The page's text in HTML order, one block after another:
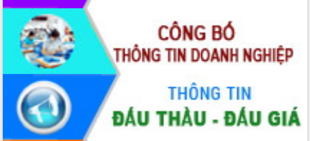
Phát động chiến dịch 30 ngày đêm
giải phóng mặt bằng Tuyến đường bộ
ven biển
Đắk Lắk nỗ lực thúc đẩy tăng trưởng
kinh tế từ 10% trở lên trong Quý
II/2026
Đắk Lắk ký kết thỏa thuận hợp tác về
chuyển đổi số giai đoạn 2026 – 2030
với Tập đoàn Bưu chính Viễn thông
Việt Nam